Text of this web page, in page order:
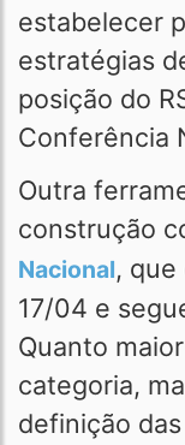
estabelecer
estratégias
posição do
Conferência
Outra
construção
Nacional, que
17/04 e
Quanto
categoria,
definição